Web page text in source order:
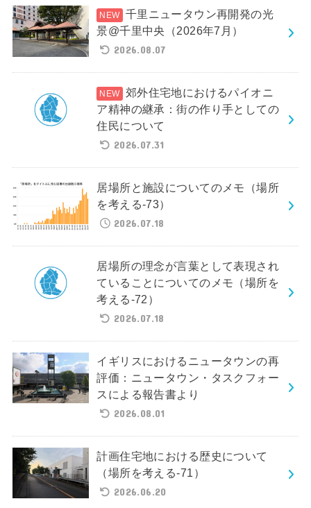
千里ニュータウン再開発の光
景@千里中央（2026年7月）
2026.08.07
郊外住宅地におけるパイオニ
ア精神の継承：街の作り手としての
住民について
2026.07.31
居場所と施設についてのメモ（場所
を考える-73）
2026.07.18
居場所の理念が言葉として表現され
ていることについてのメモ（場所を
考える-72）
2026.07.18
イギリスにおけるニュータウンの再
評価：ニュータウン・タスクフォー
スによる報告書より
2026.08.01
計画住宅地における歴史について
（場所を考える-71）
2026.06.20